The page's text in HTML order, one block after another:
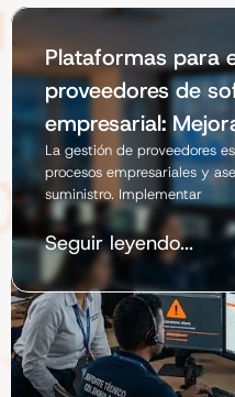
Plataformas para
proveedores de
empresarial:
La gestión de proveedores
procesos empresariales y
suministro. Implementar
Seguir leyendo...